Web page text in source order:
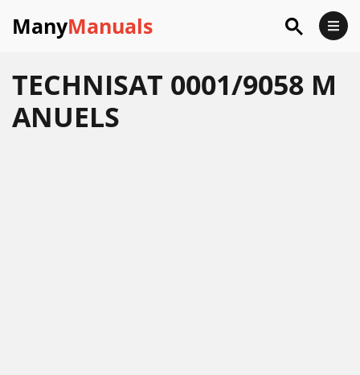
ManyManuals
TECHNISAT 0001/9058 M
ANUELS